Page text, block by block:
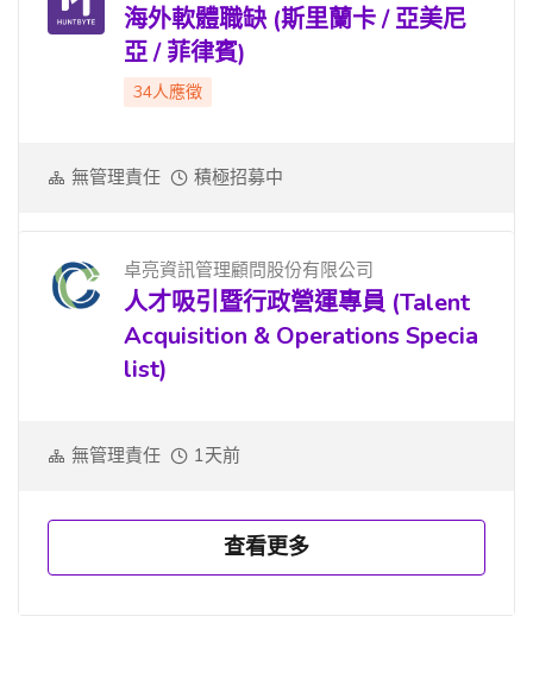
海外軟體職缺 (斯里蘭卡 / 亞美尼
亞 / 菲律賓)
34人應徵
無管理責任 積極招募中
卓亮資訊管理顧問股份有限公司
人才吸引暨行政營運專員 (Talent
Acquisition & Operations Specia
list)
無管理責任 1天前
查看更多